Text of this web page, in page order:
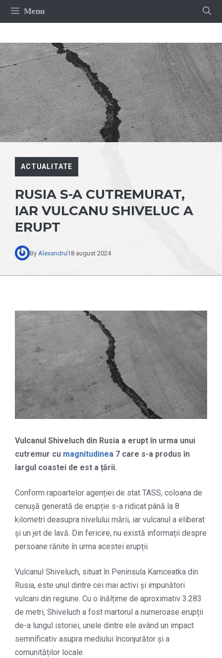
Sari
Menu
ACTUALITATE
RUSIA S-A CUTREMURAT,
IAR VULCANU SHIVELUC A
ERUPT
By Alexandru 18 august 2024
Vulcanul Shiveluch din Rusia a erupt în urma unui
cutremur cu magnitudinea 7 care s-a produs în
largul coastei de est a țării.
Conform rapoartelor agenției de stat TASS, coloana de
cenușă generată de erupție s-a ridicat până la 8
kilometri deasupra nivelului mării, iar vulcanul a eliberat
și un jet de lavă. Din fericire, nu există informații despre
persoane rănite în urma acestei erupții.
Vulcanul Shiveluch, situat în Peninsula Kamceatka din
Rusia, este unul dintre cei mai activi și impunători
vulcani din regiune. Cu o înălțime de aproximativ 3.283
de metri, Shiveluch a fost martorul a numeroase erupții
de-a lungul istoriei, unele dintre ele având un impact
semnificativ asupra mediului înconjurător și a
comunităților locale.